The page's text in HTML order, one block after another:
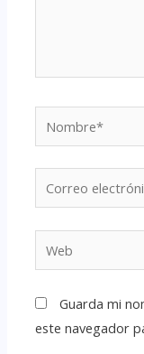
Guarda mi
este navegador